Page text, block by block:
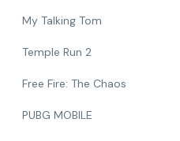
My Talking Tom
Temple Run 2
Free Fire: The Chaos
PUBG MOBILE